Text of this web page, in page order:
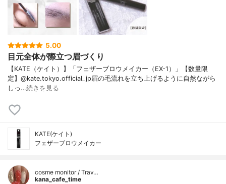
5.00
目元全体が際立つ眉づくり
【KATE（ケイト）】「フェザーブロウメイカー（EX-1）」【数量限
定】@kate.tokyo.official_jp眉の毛流れを立ち上げるように自然ながら
しっ…続きを見る
KATE(ケイト)
フェザーブロウメイカー
cosme monitor / Trav…
kana_cafe_time